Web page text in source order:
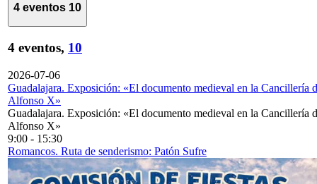
4 eventos 10
4 eventos, 10
2026-07-06
Guadalajara. Exposición: «El documento medieval en la Cancillería
Alfonso X»
Guadalajara. Exposición: «El documento medieval en la Cancillería
Alfonso X»
9:00 - 15:30
Romancos. Ruta de senderismo: Patón Sufre